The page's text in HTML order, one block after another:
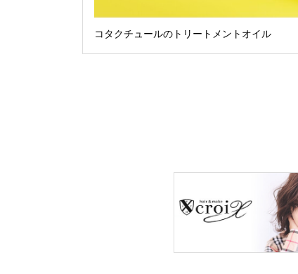
コタクチュールのトリートメントオイル